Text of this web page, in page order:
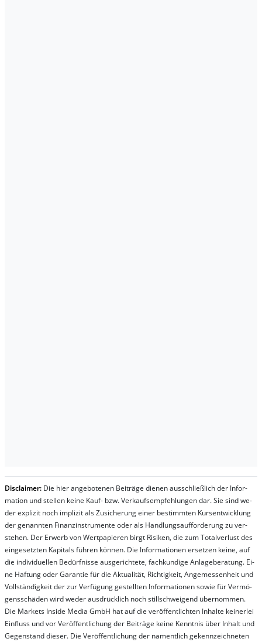
Dis­clai­mer: Die hier an­ge­bo­te­nen Bei­trä­ge die­nen aus­schließ­lich der In­for­
ma­t­ion und stel­len kei­ne Kauf- bzw. Ver­kaufs­em­pfeh­lung­en dar. Sie sind we­
der ex­pli­zit noch im­pli­zit als Zu­sich­er­ung ei­ner be­stim­mt­en Kurs­ent­wick­lung
der ge­nan­nt­en Fi­nanz­in­stru­men­te oder als Handl­ungs­auf­for­der­ung zu ver­
steh­en. Der Er­werb von Wert­pa­pier­en birgt Ri­si­ken, die zum To­tal­ver­lust des
ein­ge­setz­ten Ka­pi­tals füh­ren kön­nen. Die In­for­ma­tion­en er­setz­en kei­ne, auf
die in­di­vi­du­el­len Be­dür­fnis­se aus­ge­rich­te­te, fach­kun­di­ge An­la­ge­be­ra­tung. Ei­
ne Haf­tung oder Ga­ran­tie für die Ak­tu­ali­tät, Rich­tig­keit, An­ge­mes­sen­heit und
Vol­lständ­ig­keit der zur Ver­fü­gung ge­stel­lt­en In­for­ma­tion­en so­wie für Ver­mö­
gens­schä­den wird we­der aus­drück­lich noch stil­lschwei­gend über­nom­men.
Die Mar­kets In­side Me­dia GmbH hat auf die ver­öf­fent­lich­ten In­hal­te kei­ner­lei
Ein­fluss und vor Ver­öf­fent­lich­ung der Bei­trä­ge kei­ne Ken­nt­nis über In­halt und
Ge­gen­stand die­ser. Die Ver­öf­fent­lich­ung der na­ment­lich ge­kenn­zeich­net­en